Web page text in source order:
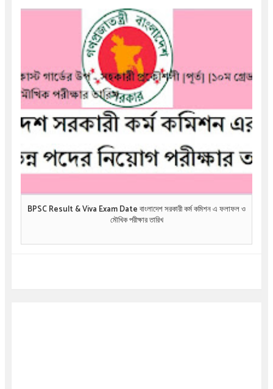
BPSC Result & Viva Exam Date বাংলাদেশ সরকারী কর্ম কমিশন এ ফলাফল ও
মৌখিক পরীক্ষার তারিখ